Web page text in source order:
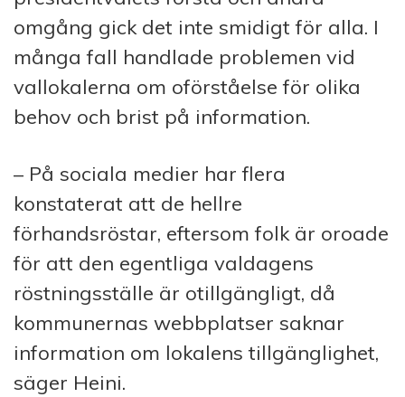
omgång gick det inte smidigt för alla. I
många fall handlade problemen vid
vallokalerna om oförståelse för olika
behov och brist på information.
– På sociala medier har flera
konstaterat att de hellre
förhandsröstar, eftersom folk är oroade
för att den egentliga valdagens
röstningsställe är otillgängligt, då
kommunernas webbplatser saknar
information om lokalens tillgänglighet,
säger Heini.